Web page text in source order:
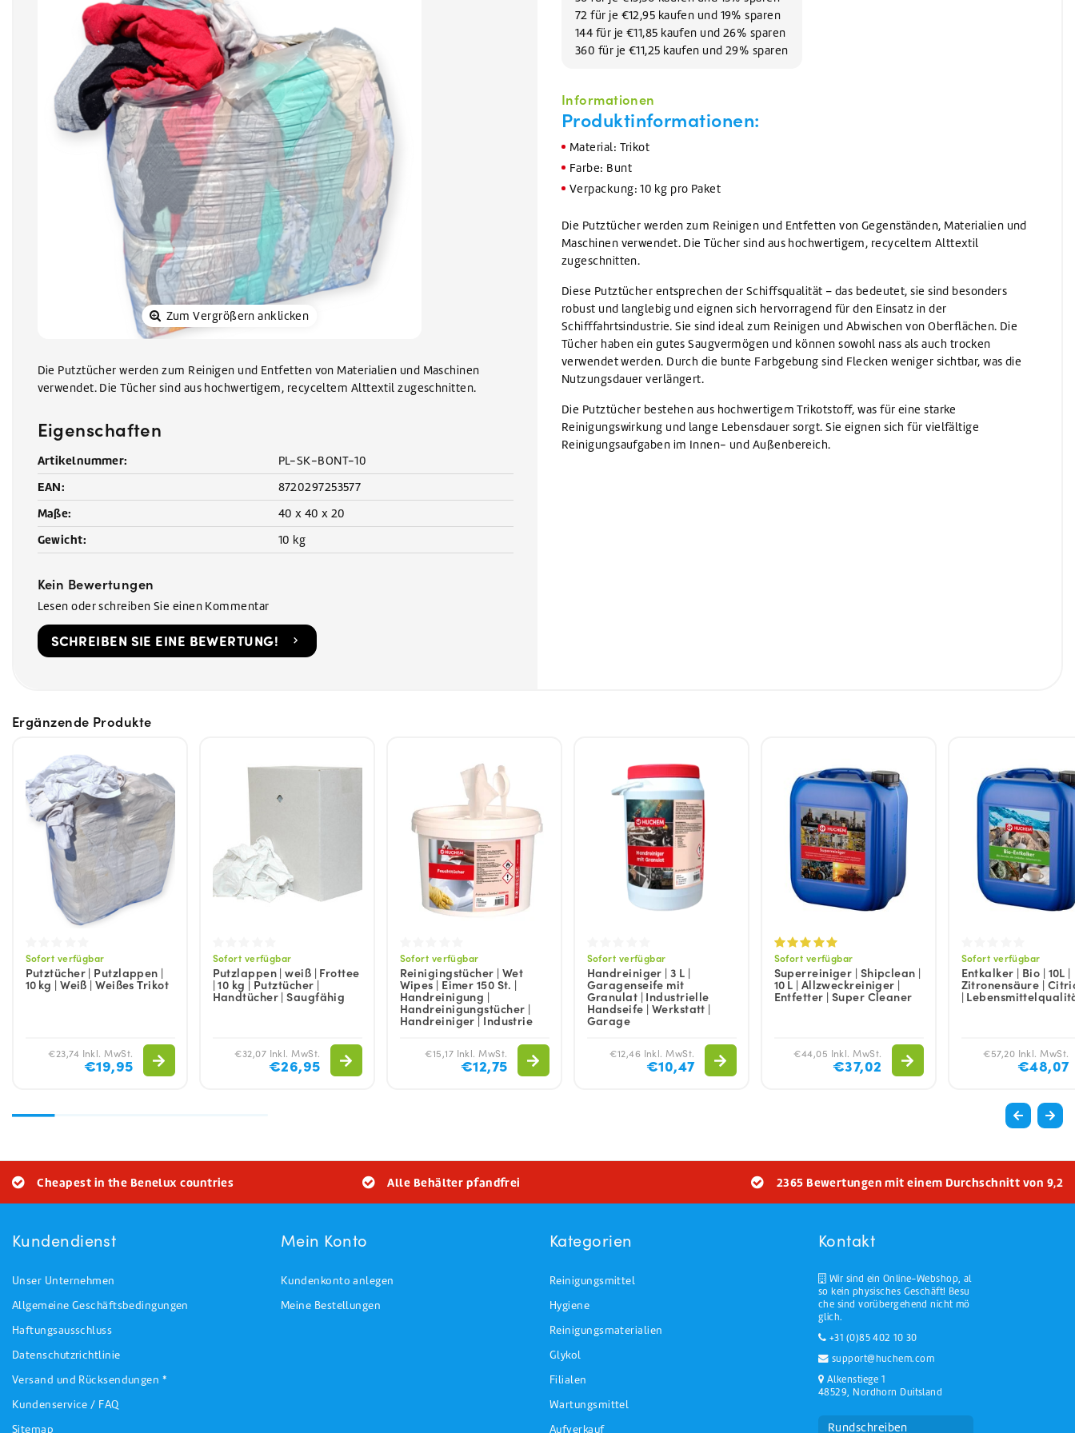
VIEW ALL AUFVERKAUF
Geschirrreiniger
Geschirrspülmittel
VIEW ALL WARTUNGSMITTEL
Zum Vergrößern anklicken
Die Putztücher werden zum Reinigen und Entfetten von Materialien und Maschinen
verwendet. Die Tücher sind aus hochwertigem, recyceltem Alttextil zugeschnitten.
Eigenschaften
Artikelnummer: PL-SK-BONT-10
EAN: 8720297253577
Maße: 40 x 40 x 20
Gewicht: 10 kg
Kein Bewertungen
Lesen oder schreiben Sie einen Kommentar
SCHREIBEN SIE EINE BEWERTUNG!
72 für je €12,95 kaufen und 19% sparen
144 für je €11,85 kaufen und 26% sparen
360 für je €11,25 kaufen und 29% sparen
Informationen
Produktinformationen:
Material: Trikot
Farbe: Bunt
Verpackung: 10 kg pro Paket
Die Putztücher werden zum Reinigen und Entfetten von Gegenständen, Materialien und
Maschinen verwendet. Die Tücher sind aus hochwertigem, recyceltem Alttextil
zugeschnitten.
Diese Putztücher entsprechen der Schiffsqualität – das bedeutet, sie sind besonders
robust und langlebig und eignen sich hervorragend für den Einsatz in der
Schifffahrtsindustrie. Sie sind ideal zum Reinigen und Abwischen von Oberflächen. Die
Tücher haben ein gutes Saugvermögen und können sowohl nass als auch trocken
verwendet werden. Durch die bunte Farbgebung sind Flecken weniger sichtbar, was die
Nutzungsdauer verlängert.
Die Putztücher bestehen aus hochwertigem Trikotstoff, was für eine starke
Reinigungswirkung und lange Lebensdauer sorgt. Sie eignen sich für vielfältige
Reinigungsaufgaben im Innen- und Außenbereich.
Ergänzende Produkte
Sofort verfügbar
Putztücher | Putzlappen |
10 kg | Weiß | Weißes Trikot
€23,74 Inkl. MwSt.
€19,95
Sofort verfügbar
Putzlappen | weiß | Frottee
| 10 kg | Putztücher |
Handtücher | Saugfähig
€32,07 Inkl. MwSt.
€26,95
Sofort verfügbar
Reinigingstücher | Wet
Wipes | Eimer 150 St. |
Handreinigung |
Handreinigungstücher |
Handreiniger | Industrie
€15,17 Inkl. MwSt.
€12,75
Sofort verfügbar
Handreiniger | 3 L |
Garagenseife mit
Granulat | Industrielle
Handseife | Werkstatt |
Garage
€12,46 Inkl. MwSt.
€10,47
Sofort verfügbar
Superreiniger | Shipclean |
10 L | Allzweckreiniger |
Entfetter | Super Cleaner
€44,05 Inkl. MwSt.
€37,02
Sofort verfügbar
Entkalker | Bio | 10L |
Zitronensäure |
|
€57,20 Inkl. MwSt.
€48,07
Cheapest in the Benelux countries Alle Behälter pfandfrei 2365 Bewertungen mit einem Durchschnitt von 9,2
Kundendienst
Unser Unternehmen
Allgemeine Geschäftsbedingungen
Haftungsausschluss
Datenschutzrichtlinie
Versand und Rücksendungen *
Kundenservice / FAQ
Sitemap
Mein Konto
Kundenkonto anlegen
Meine Bestellungen
Kategorien
Reinigungsmittel
Hygiene
Reinigungsmaterialien
Glykol
Filialen
Wartungsmittel
Aufverkauf
Kontakt
Wir sind ein Online-Webshop, al
so kein physisches Geschäft! Besu
che sind vorübergehend nicht mö
glich.
+31 (0)85 402 10 30
support@huchem.com
Alkenstiege 1
48529, Nordhorn Duitsland
Rundschreiben